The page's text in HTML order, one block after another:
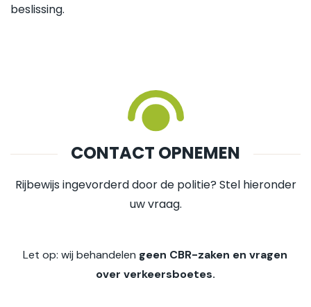
beslissing.
CONTACT OPNEMEN
Rijbewijs ingevorderd door de politie? Stel hieronder
uw vraag.
Let op: wij behandelen geen CBR-zaken en vragen
over verkeersboetes.